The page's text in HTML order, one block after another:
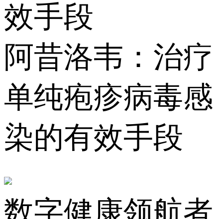
效手段
阿昔洛韦：治疗
单纯疱疹病毒感
染的有效手段
数字健康领航者